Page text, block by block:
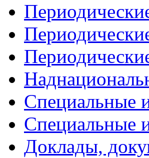
Специальные
Специальные
Доклады,